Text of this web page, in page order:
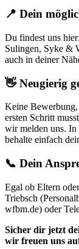
📍 Dein
Du findest uns
Sulingen, Syke &
auch in deiner
👋Neugierig
Keine
ersten Schritt
wir melden uns. In
behalte einfach
📞 Dein
Egal ob Eltern
Triebsch
wfbm.de) oder
Sicher dir jetzt
wir freuen uns